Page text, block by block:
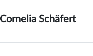
Cornelia Schäfert